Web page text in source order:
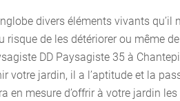
divers éléments vivants qu’il
risque de les détériorer ou même
DD Paysagiste 35 à
votre jardin, il a l’aptitude et la
en mesure d’offrir à votre jardin